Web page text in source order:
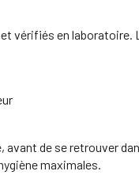
vérifiés en
de se retrouver
maximales.